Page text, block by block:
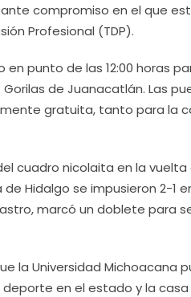
compromiso en el que
Profesional (TDP).
en punto de las 12:00 horas
de Juanacatlán. Las
gratuita, tanto para la
cuadro nicolaita en la vuelta
Hidalgo se impusieron 2-1
marcó un doblete para
la Universidad Michoacana
en el estado y la